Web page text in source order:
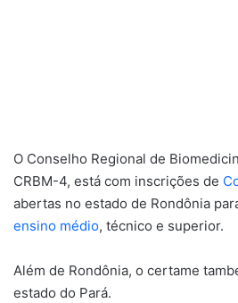
O Conselho Regional de
CRBM-4, está com inscrições de
abertas no estado de Rondônia
ensino médio, técnico e superior.
Além de Rondônia, o certame
estado do Pará.